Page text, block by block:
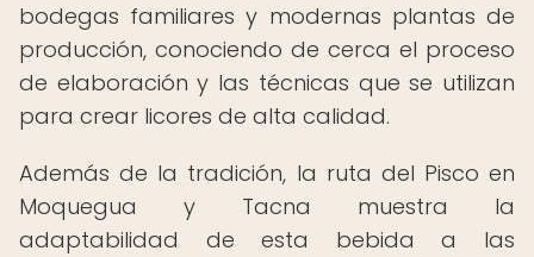
bodegas familiares y modernas plantas de
producción, conociendo de cerca el proceso
de elaboración y las técnicas que se utilizan
para crear licores de alta calidad.
Además de la tradición, la ruta del Pisco en
Moquegua y Tacna muestra la
adaptabilidad de esta bebida a las